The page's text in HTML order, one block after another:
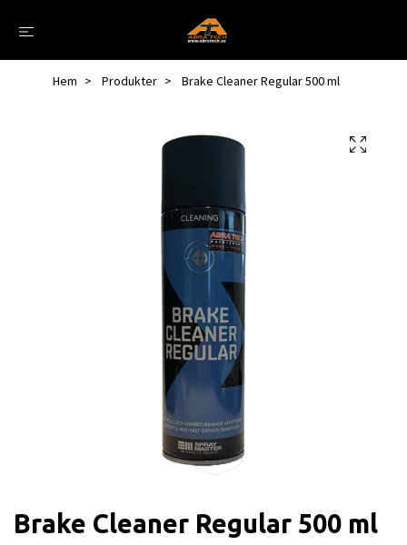
Hem Produkter Brake Cleaner Regular 500 ml
Brake Cleaner Regular 500 ml